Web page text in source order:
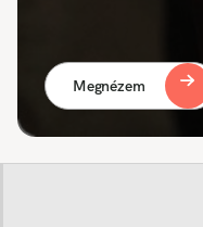
Megnézem